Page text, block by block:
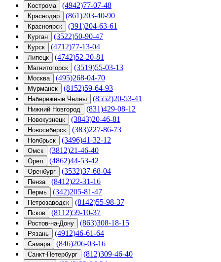
Кострома (4942)77-07-48
Краснодар (861)203-40-90
Красноярск (391)204-63-61
Курган (3522)50-90-47
Курск (4712)77-13-04
Липецк (4742)52-20-81
Магнитогорск (3519)55-03-13
Москва (495)268-04-70
Мурманск (8152)59-64-93
Набережные Челны (8552)20-53-41
Нижний Новгород (831)429-08-12
Новокузнецк (3843)20-46-81
Новосибирск (383)227-86-73
Ноябрьск (3496)41-32-12
Омск (3812)21-46-40
Орел (4862)44-53-42
Оренбург (3532)37-68-04
Пенза (8412)22-31-16
Пермь (342)205-81-47
Петрозаводск (8142)55-98-37
Псков (8112)59-10-37
Ростов-на-Дону (863)308-18-15
Рязань (4912)46-61-64
Самара (846)206-03-16
Санкт-Петербург (812)309-46-40